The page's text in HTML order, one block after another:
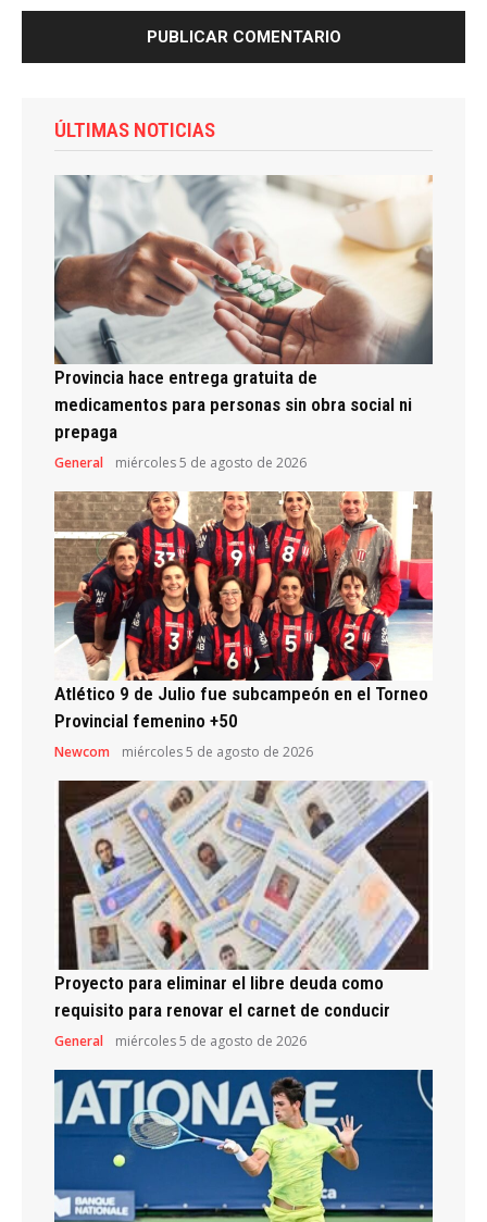
ÚLTIMAS NOTICIAS
Provincia hace entrega gratuita de
medicamentos para personas sin obra social ni
prepaga
General miércoles 5 de agosto de 2026
Atlético 9 de Julio fue subcampeón en el Torneo
Provincial femenino +50
Newcom miércoles 5 de agosto de 2026
Proyecto para eliminar el libre deuda como
requisito para renovar el carnet de conducir
General miércoles 5 de agosto de 2026